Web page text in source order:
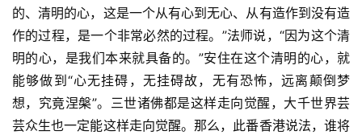
免
责
声
明
的、清明的心，这是一个从有心到无心、从有造作到没有造
作的过程，是一个非常必然的过程。”法师说，“因为这个清
明的心，是我们本来就具备的。”安住在这个清明的心，就
能够做到“心无挂碍，无挂碍故，无有恐怖，远离颠倒梦
想，究竟涅槃”。三世诸佛都是这样走向觉醒，大千世界芸
芸众生也一定能这样走向觉醒。那么，此番香港说法，谁将